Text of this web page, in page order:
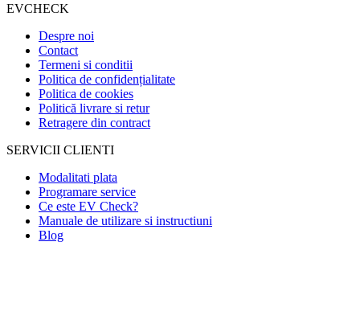
EVCHECK
Despre noi
Contact
Termeni si conditii
Politica de confidențialitate
Politica de cookies
Politică livrare si retur
Retragere din contract
SERVICII CLIENTI
Modalitati plata
Programare service
Ce este EV Check?
Manuale de utilizare si instructiuni
Blog